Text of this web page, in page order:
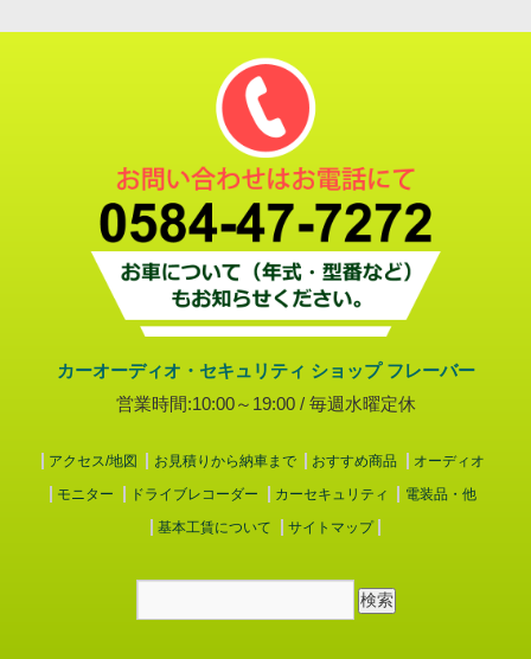
カーオーディオ・セキュリティ ショップ フレーバー
営業時間:10:00～19:00 / 毎週水曜定休
アクセス/地図 お見積りから納車まで おすすめ商品
オーディオ
モニター
ドライブレコーダー カーセキュリティ
電装品・他
基本工賃について
サイトマップ